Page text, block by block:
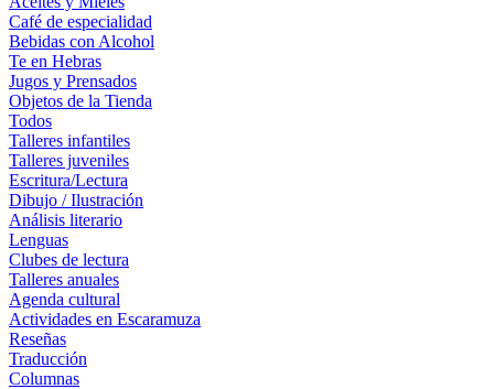
Café de especialidad
Bebidas con Alcohol
Te en Hebras
Jugos y Prensados
Objetos de la Tienda
Todos
Talleres infantiles
Talleres juveniles
Escritura/Lectura
Dibujo / Ilustración
Análisis literario
Lenguas
Clubes de lectura
Talleres anuales
Agenda cultural
Actividades en Escaramuza
Reseñas
Traducción
Columnas